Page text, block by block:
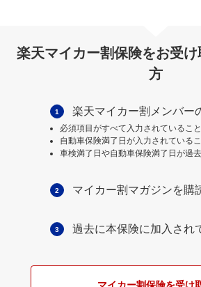
楽天マイカー割保険をお受
方
1 楽天マイカー割メンバー
必須項目がすべて入力されていること
自動車保険満了日が入力されている
車検満了日や自動車保険満了日が過
2 マイカー割マガジンを購
3 過去に本保険に加入され
マイカー割保険を受け